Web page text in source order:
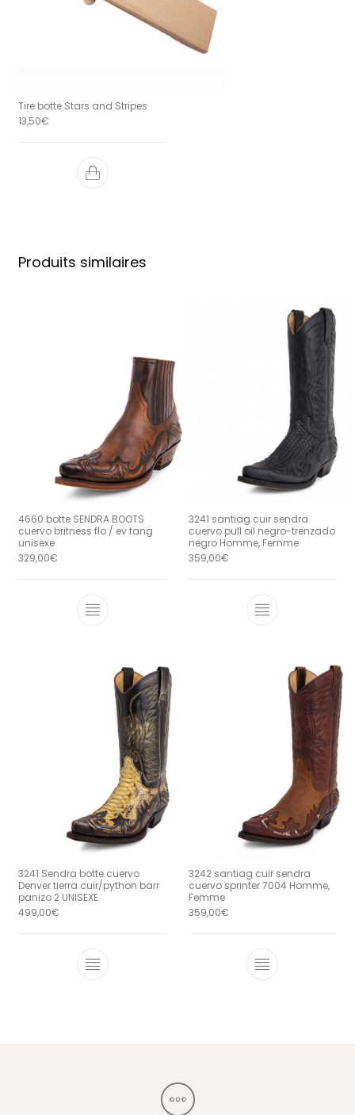
Tire botte Stars and Stripes
13,50€
Produits similaires
4660 botte SENDRA BOOTS
cuervo britness flo / ev tang
unisexe
329,00€
Ce produit a plusieurs variations.
3241 santiag cuir sendra
cuervo pull oil negro-trenzado
negro Homme, Femme
359,00€
Ce produit a
3241 Sendra botte cuervo
Denver tierra cuir/python barr
panizo 2 UNISEXE
499,00€
Ce produit a plusieurs variations.
3242 santiag cuir sendra
cuervo sprinter 7004 Homme,
Femme
359,00€
Ce produit a